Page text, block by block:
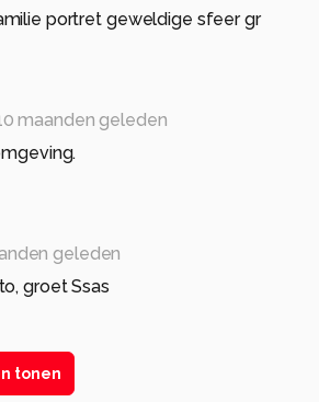
portret geweldige sfeer gr
maanden geleden
geleden
groet Ssas
tonen